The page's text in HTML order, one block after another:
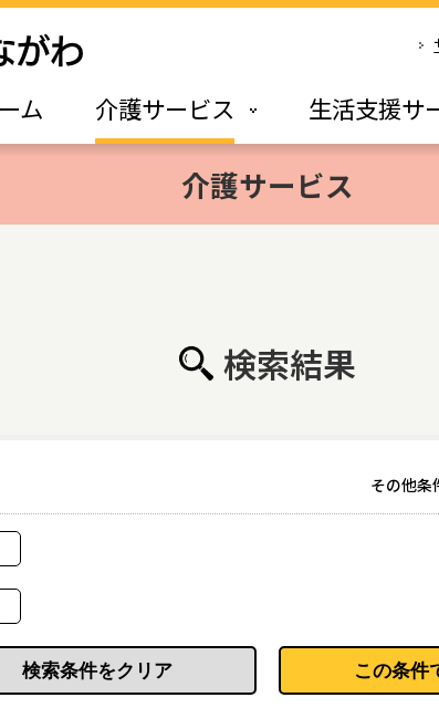
ム 介護サービス 生活支援サ
介護サービス
検索結果
その他条